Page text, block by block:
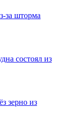
за шторма
состоял из
зерно из